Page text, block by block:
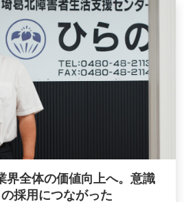
界全体の価値向上へ。意識
採用につながった